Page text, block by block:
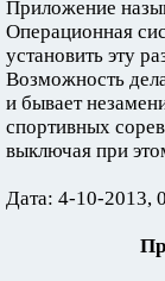
Приложение
Операционная
установить эту
Возможность
и бывает
спортивных
выключая при
Дата: 4-10-2013,